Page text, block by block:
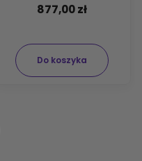
877,00 zł
Do koszyka